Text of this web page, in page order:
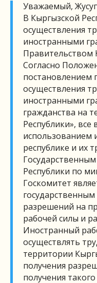
Уважаемый,
В Кыргызской
осуществления
иностранными
Правительством
Согласно
постановлением
осуществления
иностранными
гражданства на
Республики», все
использованием
республике и их
Республики по
Госкомитет
разрешений на
рабочей силы и
Иностранный
осуществлять
территории
получения
получения